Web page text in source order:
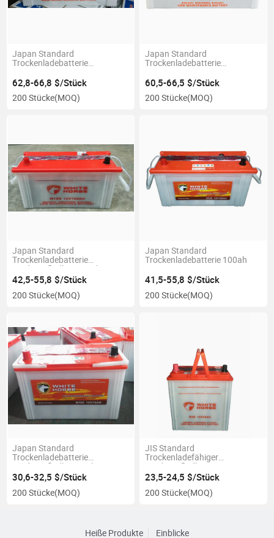
Japan Standard
Trockenladebatterie
62,8-66,8 $/Stück
200 Stücke(MOQ)
Japan Standard
Trockenladebatterie
60,5-66,5 $/Stück
200 Stücke(MOQ)
Japan Standard
Trockenladebatterie
wiederaufladbar 105ah
42,5-55,8 $/Stück
200 Stücke(MOQ)
Japan Standard
Trockenladebatterie 100ah
41,5-55,8 $/Stück
200 Stücke(MOQ)
Japan Standard
Trockenladebatterie
wiederaufladbar 75ah
30,6-32,5 $/Stück
200 Stücke(MOQ)
JIS Standard
Trockenladefähiger
Wiederaufladbarer
Autobatterie 12V 36ah
23,5-24,5 $/Stück
200 Stücke(MOQ)
Heiße Produkte Einblicke